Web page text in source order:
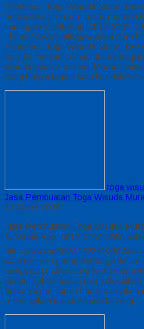
Produsen Toga Wisuda Murah
berkualitas premium untuk momen
kenangan WhatsApp: 0812-2282-
: https://www.jualtogawisuda.com
Produsen Toga Wisuda Murah
saat ini menjadi pilihan utama bagi
wisuda secara efisien. Momen
yang hanya terjadi satu kali dalam
toga
Jasa Pembuatan Toga Wisuda
12 Maret 2026
Jasa Pembuatan Toga Wisuda
📞 WhatsApp: 0812-2282-1060
https://wa.me/6281222821060
satu momen paling berharga dalam
siswa dan mahasiswa tentu
simbol keberhasilan menyelesaikan
berbagai persiapan harus dilakukan
menyiapkan pakaian wisuda yang…